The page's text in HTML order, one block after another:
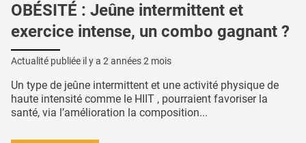
OBÉSITÉ : Jeûne intermittent et
exercice intense, un combo gagnant ?
Actualité publiée il y a 2 années 2 mois
Un type de jeûne intermittent et une activité physique de
haute intensité comme le HIIT , pourraient favoriser la
santé, via l’amélioration la composition...